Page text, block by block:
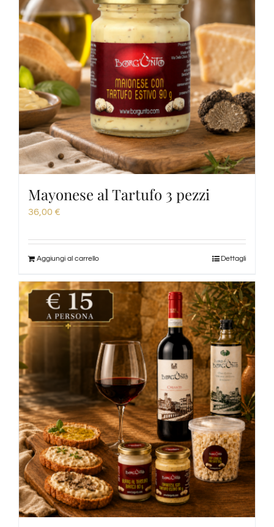
Mayonese al Tartufo 3 pezzi
36,00 €
Aggiungi al carrello Dettagli